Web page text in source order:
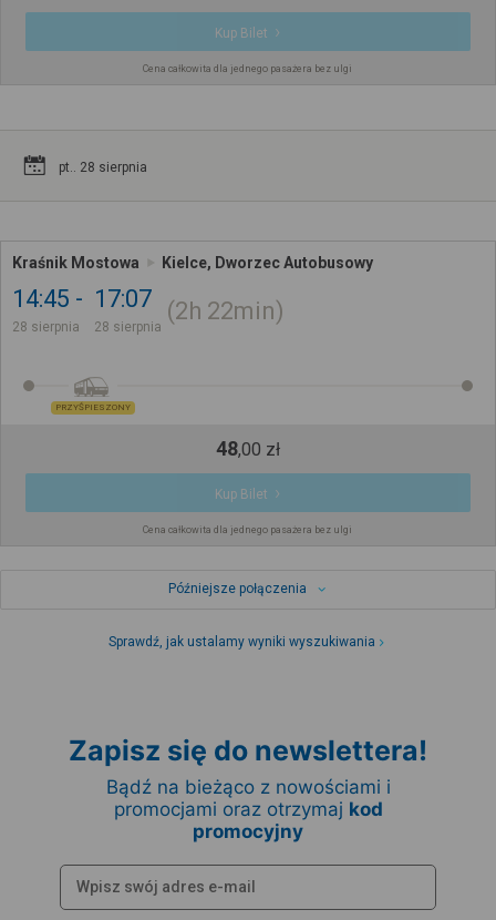
Kup Bilet
Cena całkowita dla jednego pasażera bez ulgi
pt.. 28 sierpnia
Kraśnik Mostowa Kielce, Dworzec Autobusowy
14:45
28 sierpnia
17:07
28 sierpnia
2h 22min
PRZYŚPIESZONY
48,00 zł
Kup Bilet
Cena całkowita dla jednego pasażera bez ulgi
Późniejsze połączenia
Sprawdź, jak ustalamy wyniki wyszukiwania
Zapisz się do newslettera!
Bądź na bieżąco z nowościami i
promocjami oraz otrzymaj kod
promocyjny